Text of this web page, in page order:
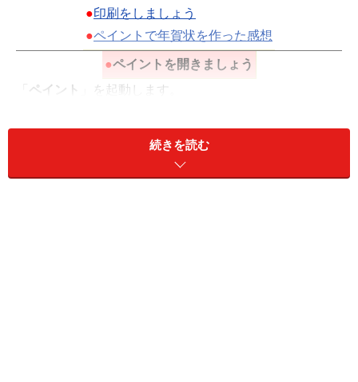
●印刷をしましょう
●ペイントで年賀状を作った感想
●ペイントを開きましょう
ペイント
」を起動します。
続きを読む